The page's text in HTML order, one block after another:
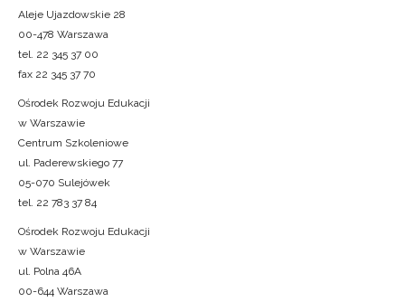
Aleje Ujazdowskie 28
00-478 Warszawa
tel. 22 345 37 00
fax 22 345 37 70
Ośrodek Rozwoju Edukacji
w Warszawie
Centrum Szkoleniowe
ul. Paderewskiego 77
05-070 Sulejówek
tel. 22 783 37 84
Ośrodek Rozwoju Edukacji
w Warszawie
ul. Polna 46A
00-644 Warszawa